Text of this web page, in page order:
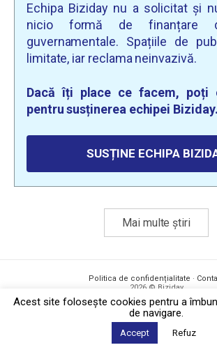
Echipa Biziday nu a solicitat și
nicio formă de finanțare
guvernamentale. Spațiile de
limitate, iar reclama neinvazivă.
Dacă îți place ce facem, poți
pentru susținerea echipei Biziday.
SUSȚINE ECHIPA
Mai multe știri
Politica de confidențialitate ·
2026 © Biziday
Acest site foloseşte cookies pentru a
de navigare.
Accept Refuz